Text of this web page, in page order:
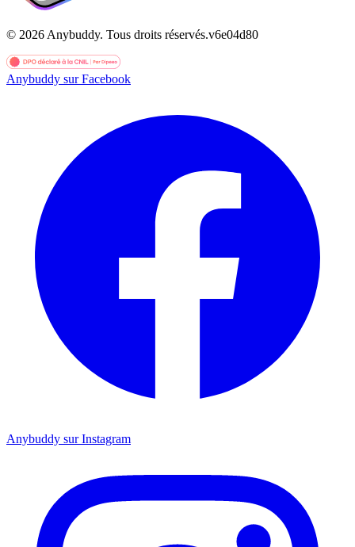
© 2026 Anybuddy. Tous droits réservés.v6e04d80
Anybuddy sur Facebook
Anybuddy sur Instagram